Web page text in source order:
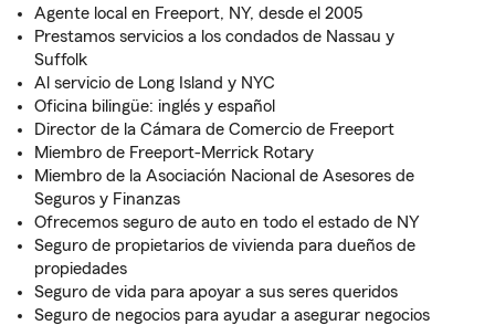
Agente local en Freeport, NY, desde el 2005
Prestamos servicios a los condados de Nassau y
Suffolk
Al servicio de Long Island y NYC
Oficina bilingüe: inglés y español
Director de la Cámara de Comercio de Freeport
Miembro de Freeport-Merrick Rotary
Miembro de la Asociación Nacional de Asesores de
Seguros y Finanzas
Ofrecemos seguro de auto en todo el estado de NY
Seguro de propietarios de vivienda para dueños de
propiedades
Seguro de vida para apoyar a sus seres queridos
Seguro de negocios para ayudar a asegurar negocios